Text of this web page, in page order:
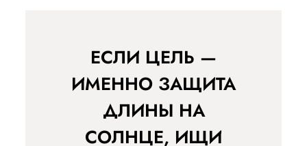
ЕСЛИ ЦЕЛЬ —
ИМЕННО ЗАЩИТА
ДЛИНЫ НА
СОЛНЦЕ, ИЩИ